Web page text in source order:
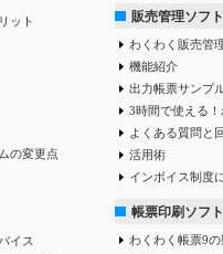
ット
の変更点
イス
販売管理ソフト
わくわく販売管
機能紹介
出力帳票サンプ
3時間で使える
よくある質問と
活用術
インボイス制度
帳票印刷ソフト
わくわく帳票9